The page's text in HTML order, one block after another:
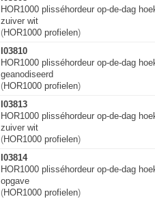
HOR1000 plisséhordeur op-de-dag
zuiver wit
(HOR1000 profielen)
I03810
HOR1000 plisséhordeur op-de-dag
geanodiseerd
(HOR1000 profielen)
I03813
HOR1000 plisséhordeur op-de-dag
zuiver wit
(HOR1000 profielen)
I03814
HOR1000 plisséhordeur op-de-dag
opgave
(HOR1000 profielen)